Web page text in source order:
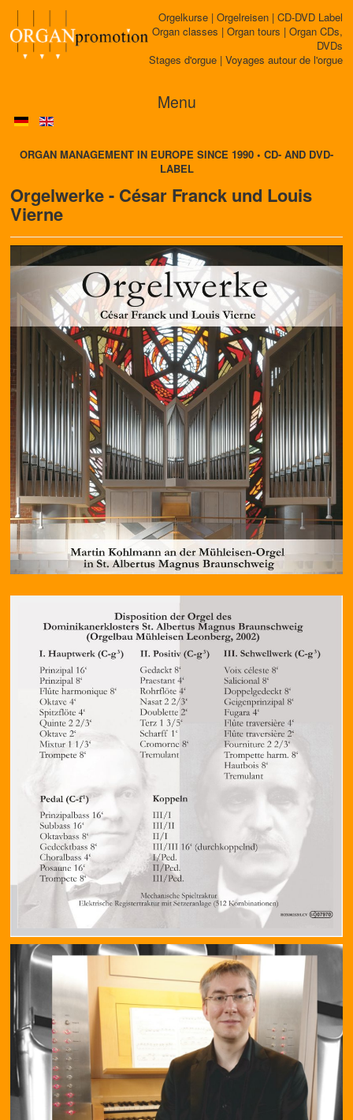
Orgelkurse | Orgelreisen | CD-DVD Label
Organ classes | Organ tours | Organ CDs,
DVDs
Stages d'orgue | Voyages autour de l'orgue
Menu
ORGAN MANAGEMENT IN EUROPE SINCE 1990 • CD- AND DVD-
LABEL
Orgelwerke - César Franck und Louis
Vierne